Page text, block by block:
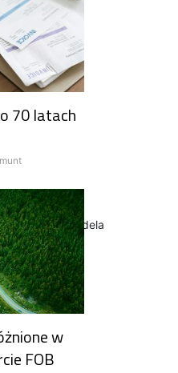
Kordela
70 latach
w
FOB